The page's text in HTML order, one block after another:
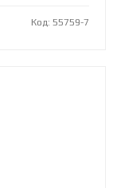
Код: 55759-7